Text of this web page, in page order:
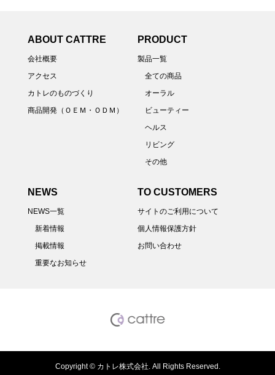
ABOUT CATTRE
会社概要
アクセス
カトレのものづくり
商品開発（ＯＥＭ・ＯＤＭ）
PRODUCT
製品一覧
全ての商品
オーラル
ビューティー
ヘルス
リビング
その他
NEWS
NEWS一覧
新着情報
掲載情報
重要なお知らせ
TO CUSTOMERS
サイトのご利用について
個人情報保護方針
お問い合わせ
Copyright ©カトレ株式会社. All Rights Reserved.